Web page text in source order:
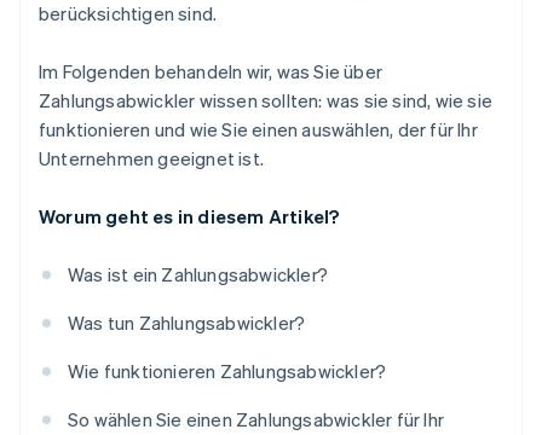
berücksichtigen sind.
Im Folgenden behandeln wir, was Sie über
Zahlungsabwickler wissen sollten: was sie sind, wie sie
funktionieren und wie Sie einen auswählen, der für Ihr
Unternehmen geeignet ist.
Worum geht es in diesem Artikel?
Was ist ein Zahlungsabwickler?
Was tun Zahlungsabwickler?
Wie funktionieren Zahlungsabwickler?
So wählen Sie einen Zahlungsabwickler für Ihr